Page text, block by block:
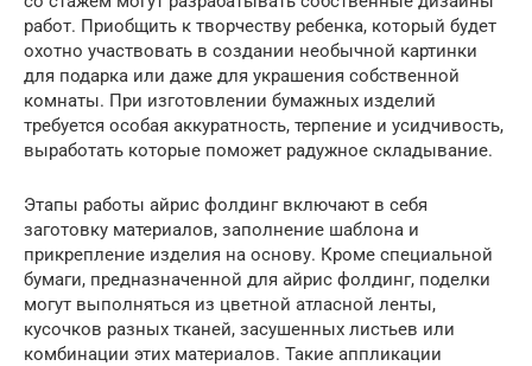
работ. Приобщить к творчеству ребенка, который будет
охотно участвовать в создании необычной картинки
для подарка или даже для украшения собственной
комнаты. При изготовлении бумажных изделий
требуется особая аккуратность, терпение и усидчивость,
выработать которые поможет радужное складывание.
Этапы работы айрис фолдинг включают в себя
заготовку материалов, заполнение шаблона и
прикрепление изделия на основу. Кроме специальной
бумаги, предназначенной для айрис фолдинг, поделки
могут выполняться из цветной атласной ленты,
кусочков разных тканей, засушенных листьев или
комбинации этих материалов. Такие аппликации